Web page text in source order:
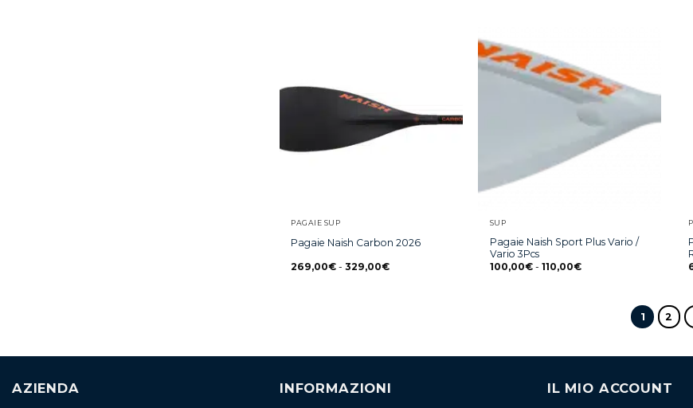
PAGAIE SUP
Pagaie Naish Carbon 2026
269,00€ - 329,00€
SUP
Pagaie Naish Sport Plus Vario /
Vario 3Pcs
100,00€ - 110,00€
1 2
AZIENDA INFORMAZIONI IL MIO ACCOUNT